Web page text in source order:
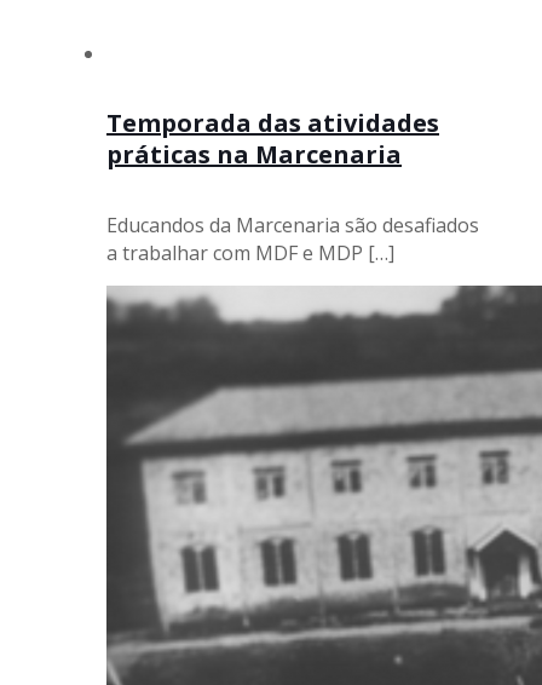
Temporada das atividades
práticas na Marcenaria
Educandos da Marcenaria são desafiados
a trabalhar com MDF e MDP […]